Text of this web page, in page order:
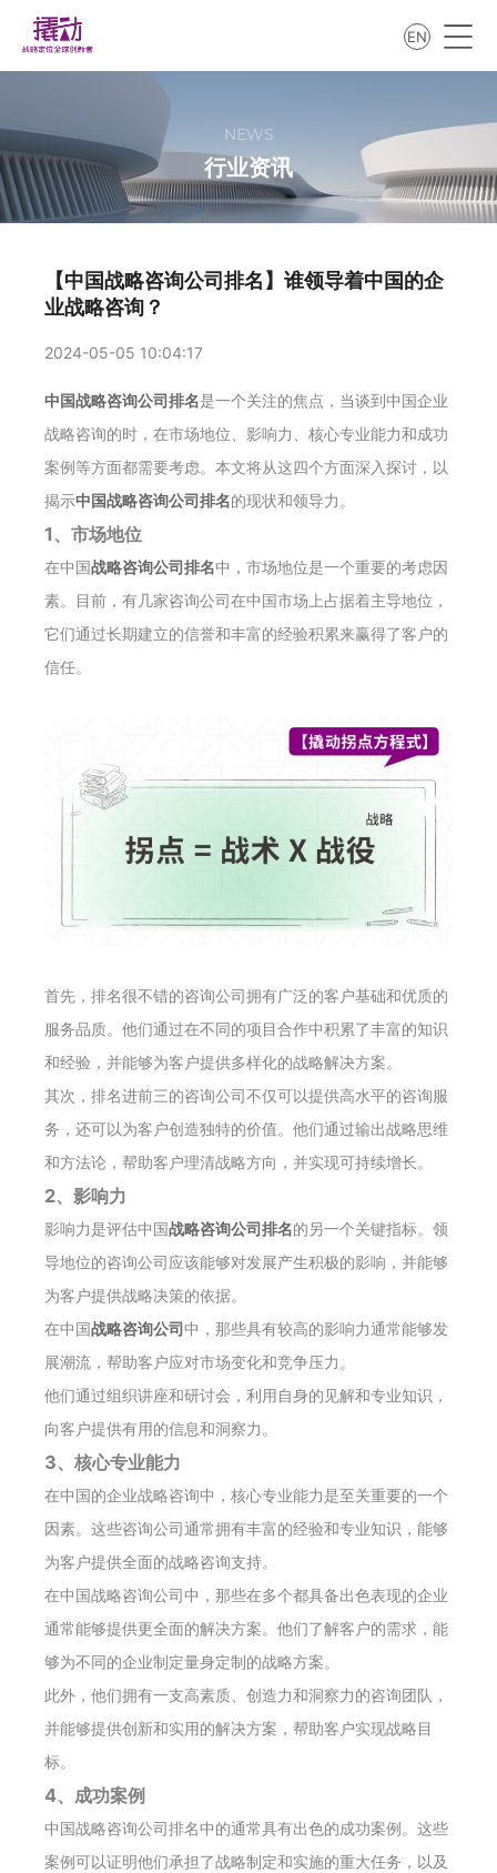
EN
NEWS
行业资讯
【中国战略咨询公司排名】谁领导着中国的企
业战略咨询？
2024-05-05 10:04:17
中国战略咨询公司排名是一个关注的焦点，当谈到中国企业
战略咨询的时，在市场地位、影响力、核心专业能力和成功
案例等方面都需要考虑。本文将从这四个方面深入探讨，以
揭示中国战略咨询公司排名的现状和领导力。
1、市场地位
在中国战略咨询公司排名中，市场地位是一个重要的考虑因
素。目前，有几家咨询公司在中国市场上占据着主导地位，
它们通过长期建立的信誉和丰富的经验积累来赢得了客户的
信任。
首先，排名很不错的咨询公司拥有广泛的客户基础和优质的
服务品质。他们通过在不同的项目合作中积累了丰富的知识
和经验，并能够为客户提供多样化的战略解决方案。
其次，排名进前三的咨询公司不仅可以提供高水平的咨询服
务，还可以为客户创造独特的价值。他们通过输出战略思维
和方法论，帮助客户理清战略方向，并实现可持续增长。
2、影响力
影响力是评估中国战略咨询公司排名的另一个关键指标。领
导地位的咨询公司应该能够对发展产生积极的影响，并能够
为客户提供战略决策的依据。
在中国战略咨询公司中，那些具有较高的影响力通常能够发
展潮流，帮助客户应对市场变化和竞争压力。
他们通过组织讲座和研讨会，利用自身的见解和专业知识，
向客户提供有用的信息和洞察力。
3、核心专业能力
在中国的企业战略咨询中，核心专业能力是至关重要的一个
因素。这些咨询公司通常拥有丰富的经验和专业知识，能够
为客户提供全面的战略咨询支持。
在中国战略咨询公司中，那些在多个都具备出色表现的企业
通常能够提供更全面的解决方案。他们了解客户的需求，能
够为不同的企业制定量身定制的战略方案。
此外，他们拥有一支高素质、创造力和洞察力的咨询团队，
并能够提供创新和实用的解决方案，帮助客户实现战略目
标。
4、成功案例
中国战略咨询公司排名中的通常具有出色的成功案例。这些
案例可以证明他们承担了战略制定和实施的重大任务，以及